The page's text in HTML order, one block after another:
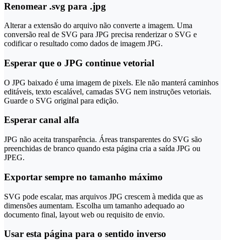
Renomear .svg para .jpg
Alterar a extensão do arquivo não converte a imagem. Uma
conversão real de SVG para JPG precisa renderizar o SVG e
codificar o resultado como dados de imagem JPG.
Esperar que o JPG continue vetorial
O JPG baixado é uma imagem de pixels. Ele não manterá caminhos
editáveis, texto escalável, camadas SVG nem instruções vetoriais.
Guarde o SVG original para edição.
Esperar canal alfa
JPG não aceita transparência. Áreas transparentes do SVG são
preenchidas de branco quando esta página cria a saída JPG ou
JPEG.
Exportar sempre no tamanho máximo
SVG pode escalar, mas arquivos JPG crescem à medida que as
dimensões aumentam. Escolha um tamanho adequado ao
documento final, layout web ou requisito de envio.
Usar esta página para o sentido inverso